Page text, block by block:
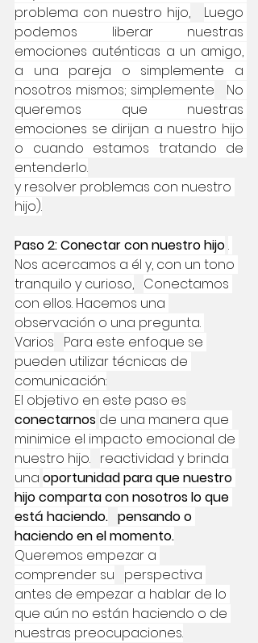
problema con nuestro hijo,
Luego
podemos liberar nuestras
emociones auténticas a un amigo,
a una pareja o simplemente a
nosotros mismos; simplemente
No
queremos que nuestras
emociones se dirijan a nuestro hijo
o cuando estamos tratando de
entenderlo.
y resolver problemas con nuestro
hijo).
Paso 2: Conectar con nuestro hijo.
Nos acercamos a él y, con un tono
tranquilo y curioso, Conectamos
con ellos. Hacemos una
observación o una pregunta.
Varios
Para este enfoque se
pueden utilizar técnicas de
comunicación:
El objetivo en este paso es
conectarnos de una manera que
minimice el impacto emocional de
nuestro hijo. reactividad y brinda
una oportunidad para que nuestro
hijo comparta con nosotros lo que
está haciendo. pensando o
haciendo en el momento.
Queremos empezar a
comprender su
perspectiva
antes de empezar a hablar de lo
que aún no están haciendo o de
nuestras preocupaciones.